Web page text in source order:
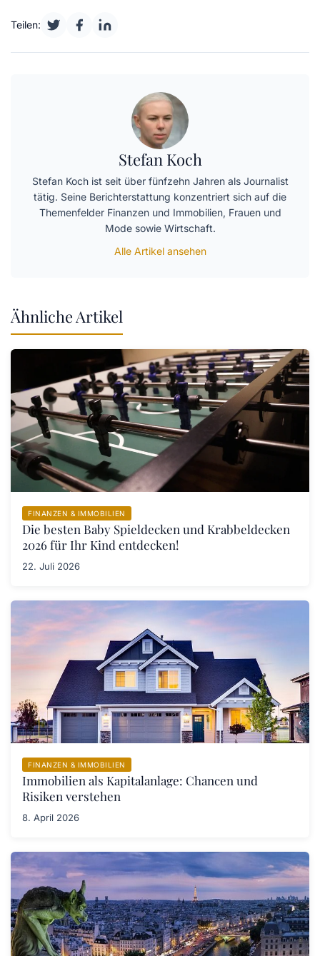
Teilen:
Stefan Koch
Stefan Koch ist seit über fünfzehn Jahren als Journalist
tätig. Seine Berichterstattung konzentriert sich auf die
Themenfelder Finanzen und Immobilien, Frauen und
Mode sowie Wirtschaft.
Alle Artikel ansehen
Ähnliche Artikel
FINANZEN & IMMOBILIEN
Die besten Baby Spieldecken und Krabbeldecken
2026 für Ihr Kind entdecken!
22. Juli 2026
FINANZEN & IMMOBILIEN
Immobilien als Kapitalanlage: Chancen und
Risiken verstehen
8. April 2026